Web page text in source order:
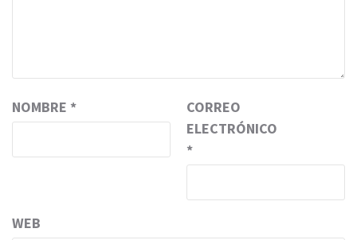
NOMBRE *
CORREO
ELECTRÓNICO
*
WEB